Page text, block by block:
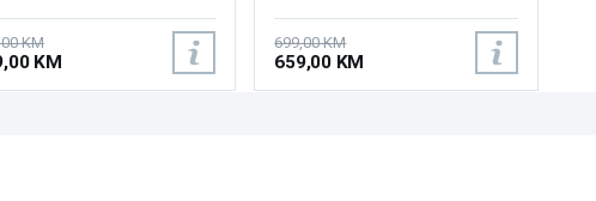
AMD FreeSync, Vrijeme
4 ms, Priključci: 2xHDMI,
KM
KM
100Hz,AMD FreeSync, Priključci:
2xHDMI 2.0, DisplayPort
699,00 KM
659,00 KM